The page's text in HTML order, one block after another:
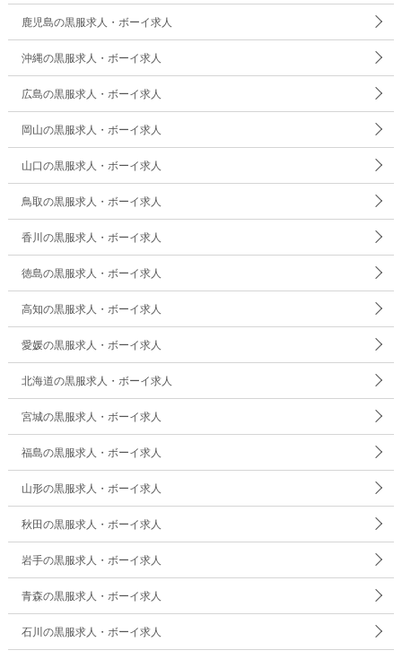
鹿児島の黒服求人・ボーイ求人
沖縄の黒服求人・ボーイ求人
広島の黒服求人・ボーイ求人
岡山の黒服求人・ボーイ求人
山口の黒服求人・ボーイ求人
鳥取の黒服求人・ボーイ求人
香川の黒服求人・ボーイ求人
徳島の黒服求人・ボーイ求人
高知の黒服求人・ボーイ求人
愛媛の黒服求人・ボーイ求人
北海道の黒服求人・ボーイ求人
宮城の黒服求人・ボーイ求人
福島の黒服求人・ボーイ求人
山形の黒服求人・ボーイ求人
秋田の黒服求人・ボーイ求人
岩手の黒服求人・ボーイ求人
青森の黒服求人・ボーイ求人
石川の黒服求人・ボーイ求人